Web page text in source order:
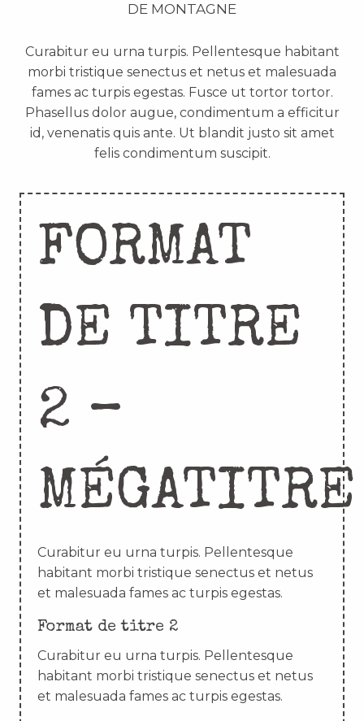
DE MONTAGNE
Curabitur eu urna turpis. Pellentesque habitant
morbi tristique senectus et netus et malesuada
fames ac turpis egestas. Fusce ut tortor tortor.
Phasellus dolor augue, condimentum a efficitur
id, venenatis quis ante. Ut blandit justo sit amet
felis condimentum suscipit.
FORMAT
DE TITRE
2 –
MÉGATITRE
Curabitur eu urna turpis. Pellentesque
habitant morbi tristique senectus et netus
et malesuada fames ac turpis egestas.
Format de titre 2
Curabitur eu urna turpis. Pellentesque
habitant morbi tristique senectus et netus
et malesuada fames ac turpis egestas.